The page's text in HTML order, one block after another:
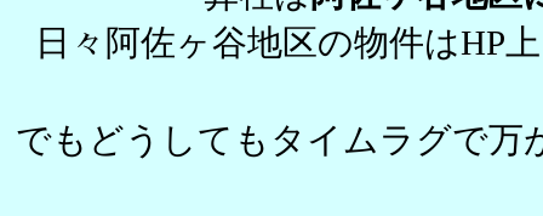
日々阿佐ヶ谷地区の物件はHP
でもどうしてもタイムラグで万